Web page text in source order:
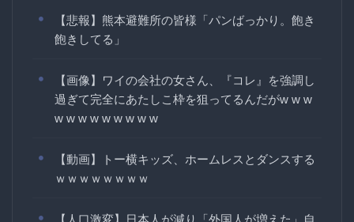
【悲報】熊本避難所の皆様「パンばっかり。飽き
飽きしてる」
【画像】ワイの会社の女さん、『コレ』を強調し
過ぎて完全にあたしこ枠を狙ってるんだがw w w
w w w w w w w w w
【動画】トー横キッズ、ホームレスとダンスする
ｗｗｗｗｗｗｗｗ